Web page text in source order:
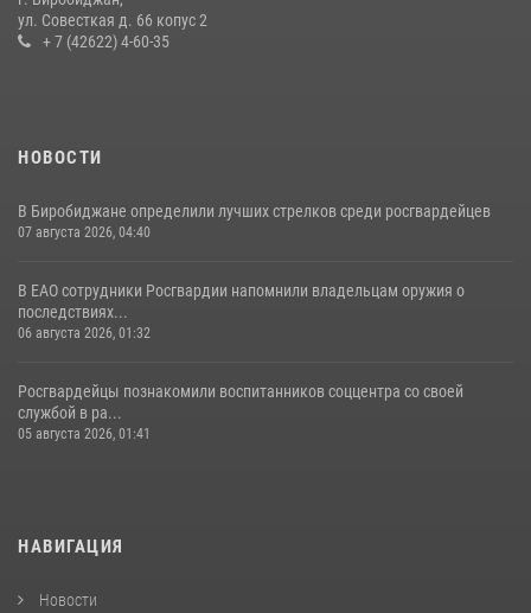
16 июля 2026, 02:01
ул. Совесткая д. 66 копус 2
+ 7 (42622) 4-60-35
НОВОСТИ
В Биробиджане определили лучших стрелков среди росгвардейцев
07 августа 2026, 04:40
В ЕАО сотрудники Росгвардии напомнили владельцам оружия о
последствиях...
06 августа 2026, 01:32
Росгвардейцы познакомили воспитанников соццентра со своей
службой в ра...
05 августа 2026, 01:41
НАВИГАЦИЯ
Новости